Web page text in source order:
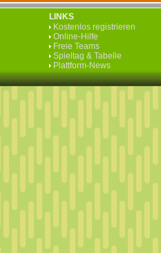
LINKS
Kostenlos registrieren
Online-Hilfe
Freie Teams
Spieltag & Tabelle
Plattform-News